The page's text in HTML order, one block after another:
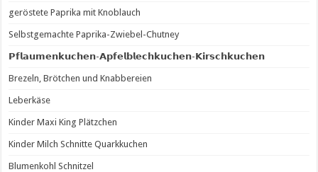
geröstete Paprika mit Knoblauch
Selbstgemachte Paprika-Zwiebel-Chutney
𝗣𝗳𝗹𝗮𝘂𝗺𝗲𝗻𝗸𝘂𝗰𝗵𝗲𝗻-𝗔𝗽𝗳𝗲𝗹𝗯𝗹𝗲𝗰𝗵𝗸𝘂𝗰𝗵𝗲𝗻-𝗞𝗶𝗿𝘀𝗰𝗵𝗸𝘂𝗰𝗵𝗲𝗻
Brezeln, Brötchen und Knabbereien
Leberkäse
Kinder Maxi King Plätzchen
Kinder Milch Schnitte Quarkkuchen
Blumenkohl Schnitzel